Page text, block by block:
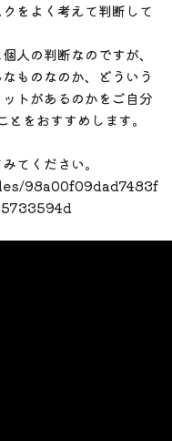
をよく考えて判断して
人の判断なのですが、
ものなのか、どういう
トがあるのかをご自分
をおすすめします。
てください。
98a00f09dad7483f